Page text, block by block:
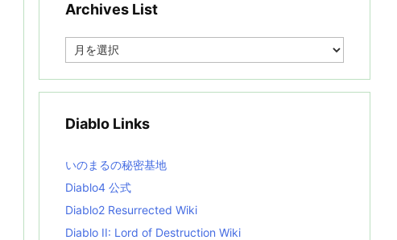
Archives List
e
i
s
t
Diablo Links
いのまるの秘密基地
Diablo4 公式
Diablo2 Resurrected Wiki
Diablo II: Lord of Destruction Wiki